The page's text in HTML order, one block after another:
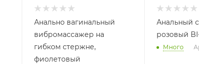
Анально вагинальный
вибромассажер на
гибком стержне,
фиолетовый
Анальный
Много